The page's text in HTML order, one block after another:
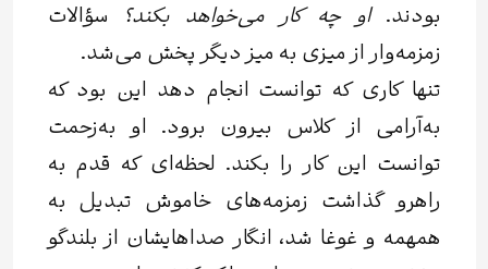
بودند.او چه کار می‌خواهد بکند؟ سؤالات
زمزمه‌وار از میزی به میز دیگر پخش می‌شد.
تنها کاری که توانست انجام دهد این بود که
به‌آرامی از کلاس بیرون برود. او به‌زحمت
توانست این کار را بکند. لحظه‌ای که قدم به
راهرو گذاشت زمزمه‌های خاموش تبدیل به
همهمه و غوغا شد، انگار صداهایشان از بلندگو